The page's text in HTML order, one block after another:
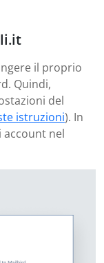
il proprio
Quindi,
del
istruzioni). In
account nel